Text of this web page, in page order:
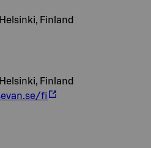
Finland
Finland
fi